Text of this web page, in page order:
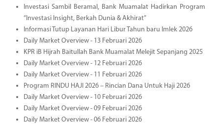
Investasi Sambil Beramal, Bank Muamalat Hadirkan Program
“Investasi Insight, Berkah Dunia & Akhirat”
Informasi Tutup Layanan Hari Libur Tahun baru Imlek 2026
Daily Market Overview - 13 Februari 2026
KPR iB Hijrah Baitullah Bank Muamalat Melejit Sepanjang 2025
Daily Market Overview - 12 Februari 2026
Daily Market Overview - 11 Februari 2026
Program RINDU HAJI 2026 – Rincian Dana Untuk Haji 2026
Daily Market Overview - 10 Februari 2026
Daily Market Overview - 09 Februari 2026
Daily Market Overview - 06 Februari 2026